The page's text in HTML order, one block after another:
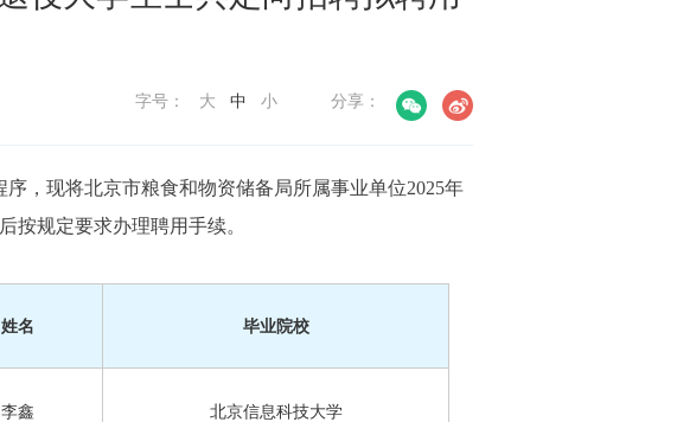
分享：
字号： 大 中 小
，现将北京市粮食和物资储备局所属事业单位2025年
按规定要求办理聘用手续。
姓名 毕业院校
李鑫 北京信息科技大学